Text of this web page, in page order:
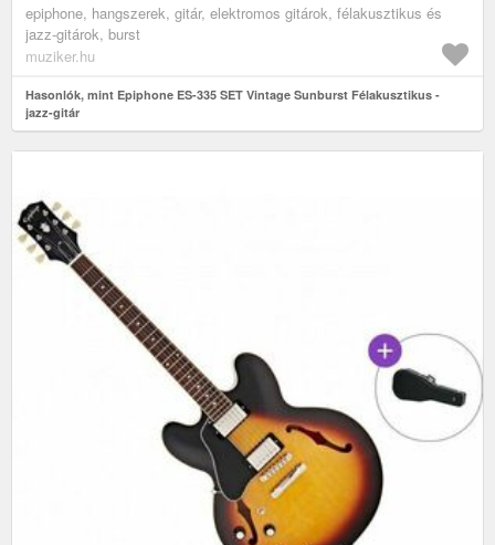
epiphone, hangszerek, gitár, elektromos gitárok, félakusztikus és
jazz-gitárok, burst
muziker.hu
Hasonlók, mint Epiphone ES-335 SET Vintage Sunburst Félakusztikus -
jazz-gitár